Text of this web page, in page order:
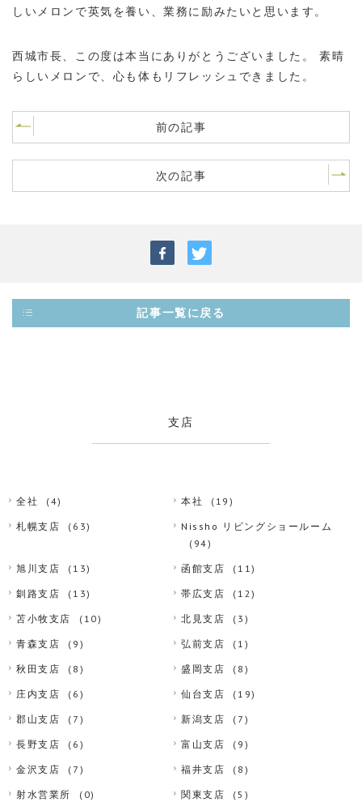
しいメロンで英気を養い、業務に励みたいと思います。
西城市長、この度は本当にありがとうございました。 素晴
らしいメロンで、心も体もリフレッシュできました。
前の記事
次の記事
記事一覧に戻る
支店
全社 (4) 本社 (19)
札幌支店 (63)
Nissho リビングショールーム
(94)
旭川支店 (13) 函館支店 (11)
釧路支店 (13) 帯広支店 (12)
苫小牧支店 (10) 北見支店 (3)
青森支店 (9) 弘前支店 (1)
秋田支店 (8) 盛岡支店 (8)
庄内支店 (6) 仙台支店 (19)
郡山支店 (7) 新潟支店 (7)
長野支店 (6) 富山支店 (9)
金沢支店 (7) 福井支店 (8)
射水営業所 (0) 関東支店 (5)